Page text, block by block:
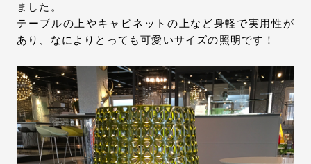
ました。
テーブルの上やキャビネットの上など身軽で実用性が
あり、なによりとっても可愛いサイズの照明です！